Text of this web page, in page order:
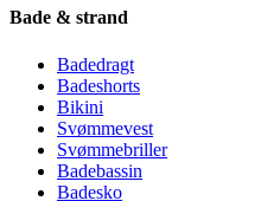
Bade & strand
Badedragt
Badeshorts
Bikini
Svømmevest
Svømmebriller
Badebassin
Badesko